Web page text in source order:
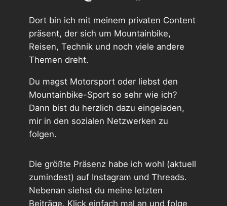
Dort bin ich mit meinem privaten Content
präsent, der sich um Mountainbike,
Reisen, Technik und noch viele andere
Themen dreht.
Du magst Motorsport oder liebst den
Mountainbike-Sport so sehr wie ich?
Dann bist du herzlich dazu eingeladen,
mir in den sozialen Netzwerken zu
folgen.
Die größte Präsenz habe ich wohl (aktuell
zumindest) auf Instagram und Threads.
Nebenan siehst du meine letzten
Beiträge. Klick einfach mal an und folge